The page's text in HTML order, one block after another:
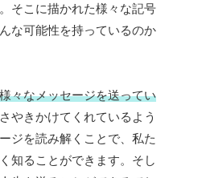
そこに描かれた様々な記号
な可能性を持っているのか
々なメッセージを送ってい
やきかけてくれているよう
ジを読み解くことで、私た
知ることができます。そし